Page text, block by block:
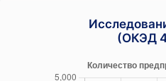
(ОКЭД